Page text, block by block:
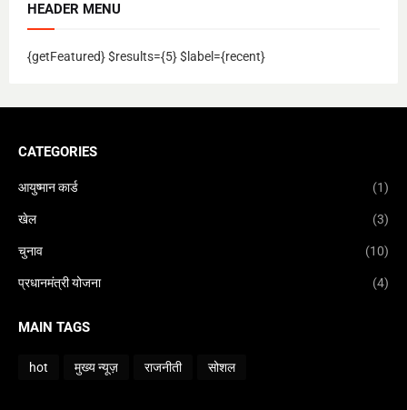
HEADER MENU
{getFeatured} $results={5} $label={recent}
CATEGORIES
आयुष्मान कार्ड (1)
खेल (3)
चुनाव (10)
प्रधानमंत्री योजना (4)
MAIN TAGS
hot मुख्य न्यूज़ राजनीती सोशल